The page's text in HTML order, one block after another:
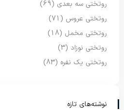
روتختی سه بعدی (69)
روتختی عروس (71)
روتختی مخمل (18)
روتختی نوزاد (3)
روتختی یک نفره (83)
نوشته‌های تازه